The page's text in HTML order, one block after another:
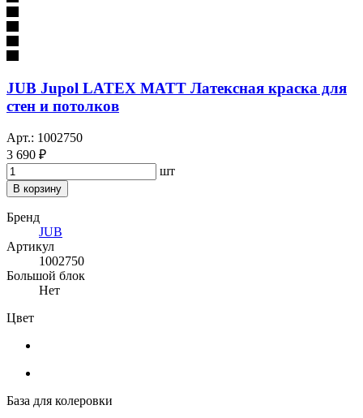
JUB Jupol LATEX MATT Латексная краска для
стен и потолков
Арт.: 1002750
3 690 ₽
шт
В корзину
Бренд
JUB
Артикул
1002750
Большой блок
Нет
Цвет
База для колеровки